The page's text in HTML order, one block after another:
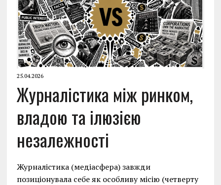
25.04.2026
Журналістика між ринком,
владою та ілюзією
незалежності
Журналістика (медіасфера) завжди
позиціонувала себе як особливу місію (четверту